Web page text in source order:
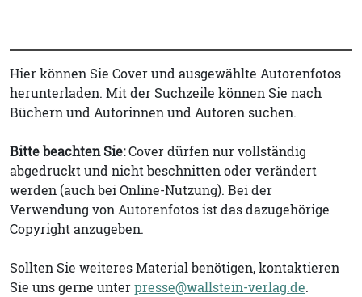
Hier können Sie Cover und ausgewählte Autorenfotos
herunterladen. Mit der Suchzeile können Sie nach
Büchern und Autorinnen und Autoren suchen.
Bitte beachten Sie:Cover dürfen nur vollständig
abgedruckt und nicht beschnitten oder verändert
werden (auch bei Online-Nutzung). Bei der
Verwendung von Autorenfotos ist das dazugehörige
Copyright anzugeben.
Sollten Sie weiteres Material benötigen, kontaktieren
Sie uns gerne unterpresse@wallstein-verlag.de.